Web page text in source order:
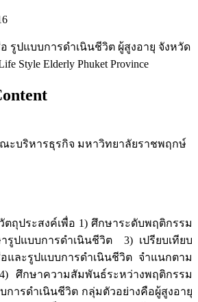
รูปแบบการดำเนินชีวิต ผู้สูงอายุ จังหวัด
Style Elderly Phuket Province
ะบริหารธุรกิจ มหาวิทยาลัยราชพฤกษ์
ประสงค์เพื่อ 1) ศึกษาระดับพฤติกรรม
รูปแบบการดำเนินชีวิต 3) เปรียบเทียบ
และรูปแบบการดำเนินชีวิต จำแนกตาม
ศึกษาความสัมพันธ์ระหว่างพฤติกรรม
การดำเนินชีวิต กลุ่มตัวอย่างคือผู้สูงอายุ